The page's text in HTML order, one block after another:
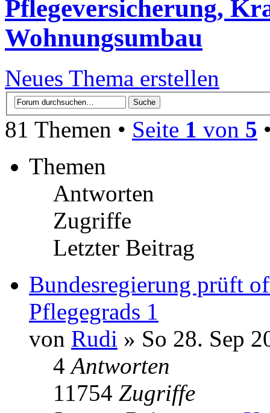
Pflegeversicherung,
Wohnungsumbau
Neues Thema erstellen
81 Themen • Seite 1 von 5
Themen
Antworten
Zugriffe
Letzter Beitrag
Bundesregierung prüft
Pflegegrads 1
von Rudi » So 28. Sep
4Antworten
11754 Zugriffe